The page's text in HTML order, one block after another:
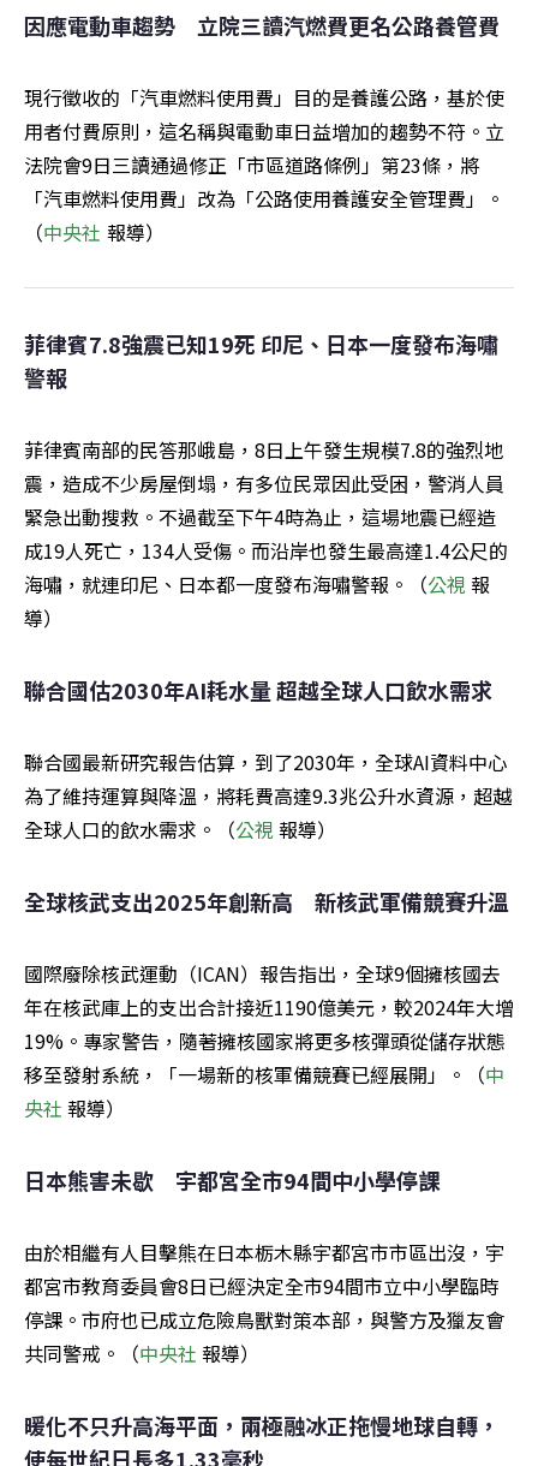
因應電動車趨勢　立院三讀汽燃費更名公路養管費
現行徵收的「汽車燃料使用費」目的是養護公路，基於使
用者付費原則，這名稱與電動車日益增加的趨勢不符。立
法院會9日三讀通過修正「市區道路條例」第23條，將
「汽車燃料使用費」改為「公路使用養護安全管理費」。
（中央社 報導）
菲律賓7.8強震已知19死 印尼、日本一度發布海嘯
警報
菲律賓南部的民答那峨島，8日上午發生規模7.8的強烈地
震，造成不少房屋倒塌，有多位民眾因此受困，警消人員
緊急出動搜救。不過截至下午4時為止，這場地震已經造
成19人死亡，134人受傷。而沿岸也發生最高達1.4公尺的
海嘯，就連印尼、日本都一度發布海嘯警報。（公視 報
導）
聯合國估2030年AI耗水量 超越全球人口飲水需求
聯合國最新研究報告估算，到了2030年，全球AI資料中心
為了維持運算與降溫，將耗費高達9.3兆公升水資源，超越
全球人口的飲水需求。（公視 報導）
全球核武支出2025年創新高　新核武軍備競賽升溫
國際廢除核武運動（ICAN）報告指出，全球9個擁核國去
年在核武庫上的支出合計接近1190億美元，較2024年大增
19%。專家警告，隨著擁核國家將更多核彈頭從儲存狀態
移至發射系統，「一場新的核軍備競賽已經展開」。（中
央社 報導）
日本熊害未歇　宇都宮全市94間中小學停課
由於相繼有人目擊熊在日本栃木縣宇都宮市市區出沒，宇
都宮市教育委員會8日已經決定全市94間市立中小學臨時
停課。市府也已成立危險鳥獸對策本部，與警方及獵友會
共同警戒。（中央社 報導）
暖化不只升高海平面，兩極融冰正拖慢地球自轉，
使每世紀日長多1.33毫秒